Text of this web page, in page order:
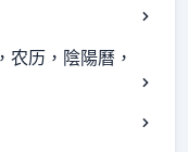
历，陰陽曆，